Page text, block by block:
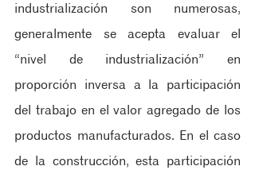
industrialización son numerosas,
generalmente se acepta evaluar el
“nivel de industrialización” en
proporción inversa a la participación
del trabajo en el valor agregado de los
productos manufacturados. En el caso
de la construcción, esta participación